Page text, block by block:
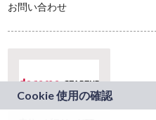
お問い合わせ